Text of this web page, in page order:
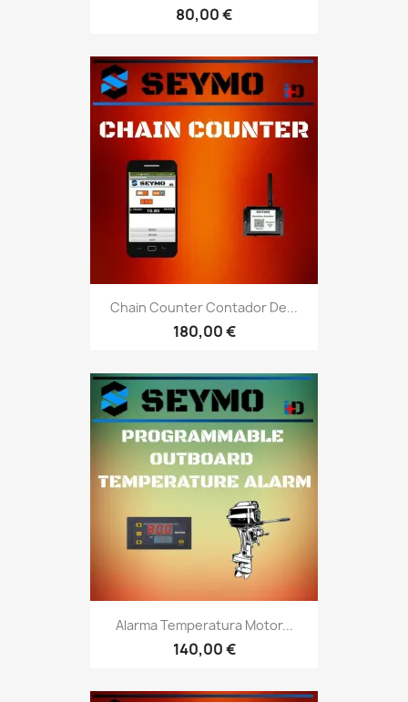
80,00 €
Chain Counter Contador De...
180,00 €
Alarma Temperatura Motor...
140,00 €